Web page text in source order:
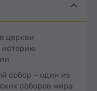
церкви
собор – один из
соборов мира